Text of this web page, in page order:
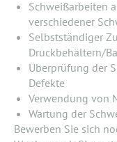
Schweißarbeiten
verschiedener
Selbstständiger
Druckbehältern/
Überprüfung der
Defekte
Verwendung von
Wartung der
Bewerben Sie sich